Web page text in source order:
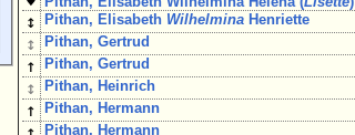
↕ Pithan, Elisabeth Wilhelmina Henriette
↕ Pithan, Gertrud
↑ Pithan, Gertrud
↕ Pithan, Heinrich
↑ Pithan, Hermann
Pithan, Hermann